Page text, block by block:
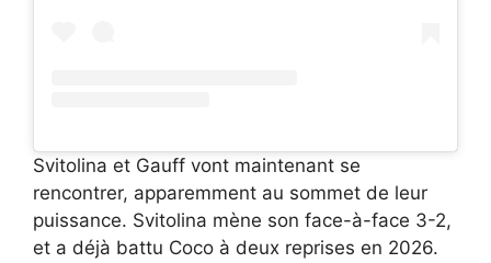
Svitolina et Gauff vont maintenant se
rencontrer, apparemment au sommet de leur
puissance. Svitolina mène son face-à-face 3-2,
et a déjà battu Coco à deux reprises en 2026.